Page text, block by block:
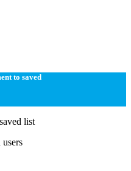
to saved
list